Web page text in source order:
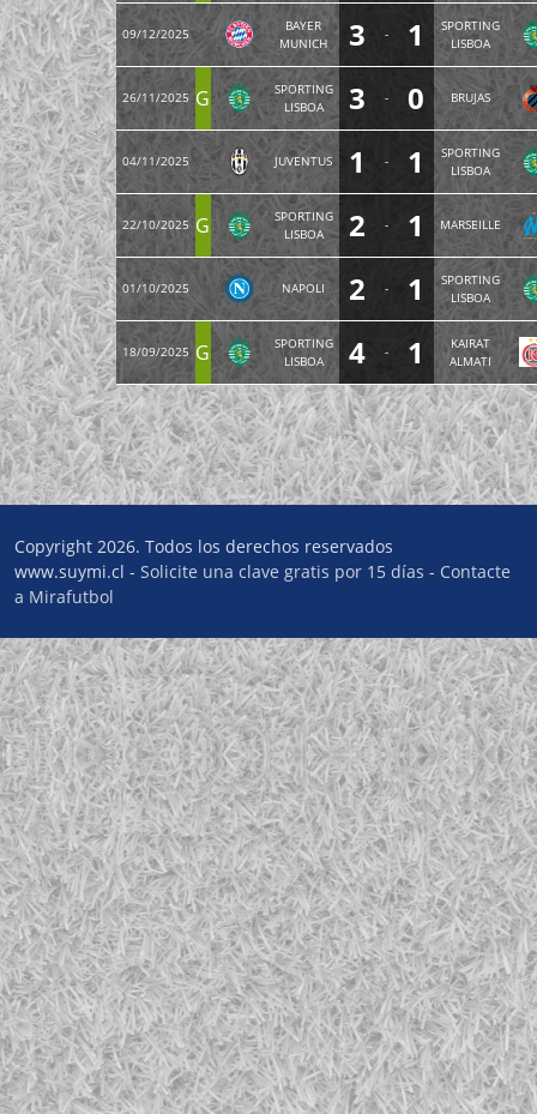
09/12/2025
BAYER
MUNICH
3 - 1
SPORTING
LISBOA
26/11/2025 G
SPORTING
LISBOA
3 - 0 BRUJAS
04/11/2025 JUVENTUS 1 - 1
SPORTING
LISBOA
22/10/2025 G
SPORTING
LISBOA
2 - 1 MARSEILLE
01/10/2025 NAPOLI 2 - 1
SPORTING
LISBOA
18/09/2025 G
SPORTING
LISBOA
4 - 1
KAIRAT
ALMATI
Copyright 2026. Todos los derechos reservados
www.suymi.cl - Solicite una clave gratis por 15 días - Contacte
a Mirafutbol